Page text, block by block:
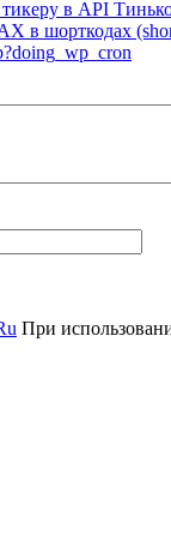
в API
в шорткодах
При